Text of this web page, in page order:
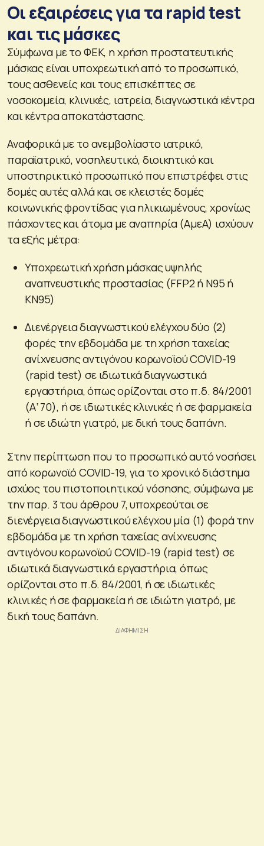
Οι εξαιρέσεις για τα rapid test
και τις μάσκες
Σύμφωνα με το ΦΕΚ, η χρήση προστατευτικής
μάσκας είναι υποχρεωτική από το προσωπικό,
τους ασθενείς και τους επισκέπτες σε
νοσοκομεία, κλινικές, ιατρεία, διαγνωστικά κέντρα
και κέντρα αποκατάστασης.
Αναφορικά με το ανεμβολίαστο ιατρικό,
παραϊατρικό, νοσηλευτικό, διοικητικό και
υποστηρικτικό προσωπικό που επιστρέφει στις
δομές αυτές αλλά και σε κλειστές δομές
κοινωνικής φροντίδας για ηλικιωμένους, χρονίως
πάσχοντες και άτομα με αναπηρία (ΑμεΑ) ισχύουν
τα εξής μέτρα:
Υποχρεωτική χρήση μάσκας υψηλής
αναπνευστικής προστασίας (FFP2 ή N95 ή
ΚΝ95)
Διενέργεια διαγνωστικού ελέγχου δύο (2)
φορές την εβδομάδα με τη χρήση ταχείας
ανίχνευσης αντιγόνου κορωνοϊού COVID-19
(rapid test) σε ιδιωτικά διαγνωστικά
εργαστήρια, όπως ορίζονται στο π.δ. 84/2001
(Α’ 70), ή σε ιδιωτικές κλινικές ή σε φαρμακεία
ή σε ιδιώτη γιατρό, με δική τους δαπάνη.
Στην περίπτωση που το προσωπικό αυτό νοσήσει
από κορωνοϊό COVID-19, για το χρονικό διάστημα
ισχύος του πιστοποιητικού νόσησης, σύμφωνα με
την παρ. 3 του άρθρου 7, υποχρεούται σε
διενέργεια διαγνωστικού ελέγχου μία (1) φορά την
εβδομάδα με τη χρήση ταχείας ανίχνευσης
αντιγόνου κορωνοϊού COVID-19 (rapid test) σε
ιδιωτικά διαγνωστικά εργαστήρια, όπως
ορίζονται στο π.δ. 84/2001, ή σε ιδιωτικές
κλινικές ή σε φαρμακεία ή σε ιδιώτη γιατρό, με
δική τους δαπάνη.